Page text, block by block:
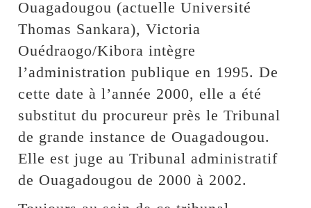
Ouagadougou (actuelle Université
Thomas Sankara), Victoria
Ouédraogo/Kibora intègre
l’administration publique en 1995. De
cette date à l’année 2000, elle a été
substitut du procureur près le Tribunal
de grande instance de Ouagadougou.
Elle est juge au Tribunal administratif
de Ouagadougou de 2000 à 2002.